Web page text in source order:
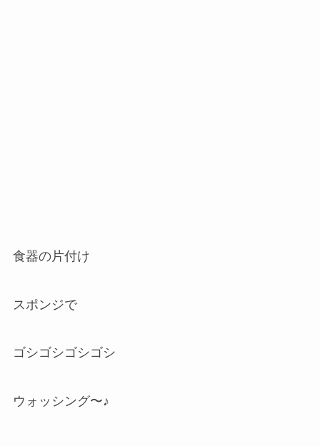
食器の片付け
スポンジで
ゴシゴシゴシゴシ
ウォッシング〜♪